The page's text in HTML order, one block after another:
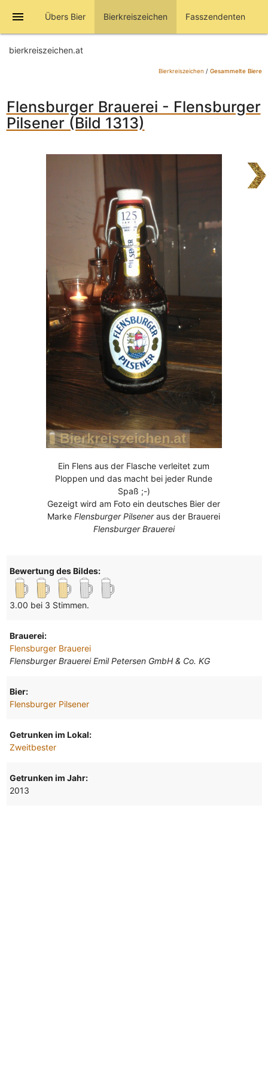
menu Übers Bier Bierkreiszeichen Fasszendenten
bierkreiszeichen.at
Bierkreiszeichen / Gesammelte Biere
Flensburger Brauerei - Flensburger
Pilsener (Bild 1313)
Ein Flens aus der Flasche verleitet zum
Ploppen und das macht bei jeder Runde
Spaß ;-)
Gezeigt wird am Foto ein deutsches Bier der
MarkeFlensburger Pilseneraus der Brauerei
Flensburger Brauerei
Bewertung des Bildes:
3.00 bei 3 Stimmen.
Brauerei:
Flensburger Brauerei
Flensburger Brauerei Emil Petersen GmbH & Co. KG
Bier:
Flensburger Pilsener
Getrunken im Lokal:
Zweitbester
Getrunken im Jahr:
2013